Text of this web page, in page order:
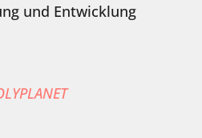
und Entwicklung